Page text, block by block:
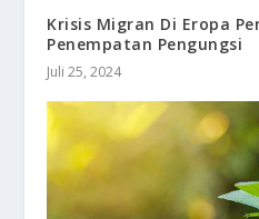
Krisis Migran Di Eropa
Penempatan Pengungsi
Juli 25, 2024